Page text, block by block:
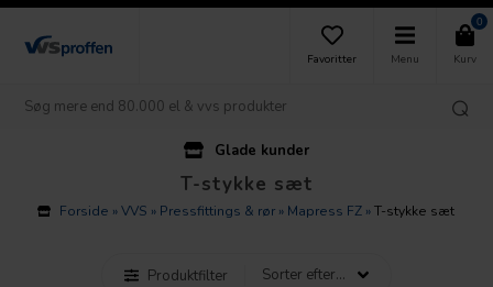
Favoritter Menu
0
Kurv
Glade kunder
T-stykke sæt
Forside »VVS » Pressfittings & rør » Mapress FZ »T-stykke sæt
Produktfilter